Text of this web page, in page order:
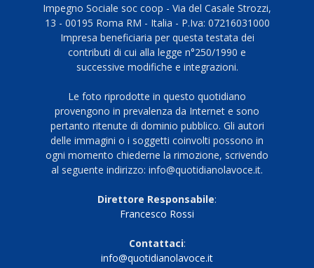
Impegno Sociale soc coop - Via del Casale Strozzi,
13 - 00195 Roma RM - Italia - P.Iva: 07216031000
Impresa beneficiaria per questa testata dei
contributi di cui alla legge n°250/1990 e
successive modifiche e integrazioni.
Le foto riprodotte in questo quotidiano
provengono in prevalenza da Internet e sono
pertanto ritenute di dominio pubblico. Gli autori
delle immagini o i soggetti coinvolti possono in
ogni momento chiederne la rimozione, scrivendo
al seguente indirizzo: info@quotidianolavoce.it.
Direttore Responsabile:
Francesco Rossi
Contattaci:
info@quotidianolavoce.it